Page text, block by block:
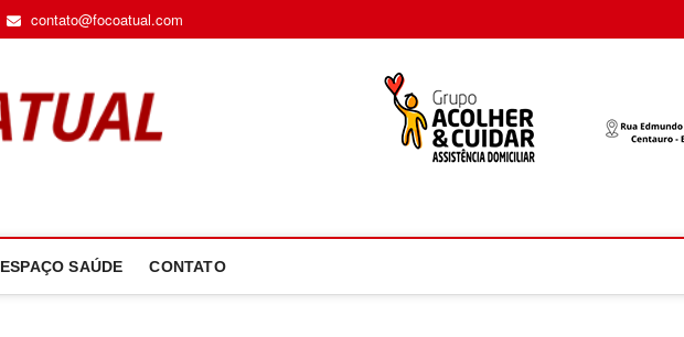
contato@focoatual.com
ESPAÇO SAÚDE CONTATO